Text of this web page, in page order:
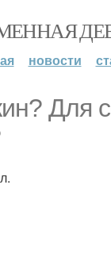
новости
Для